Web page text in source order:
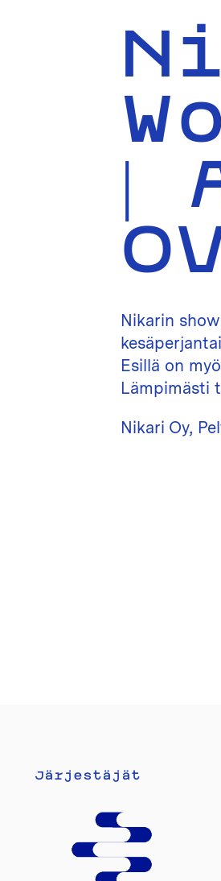
|
Nikarin
Esillä on
Lämpimästi
Nikari Oy,
Järjestäjät